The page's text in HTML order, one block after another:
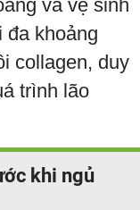
và vệ sinh
đa khoảng
collagen, duy
trình lão
khi ngủ